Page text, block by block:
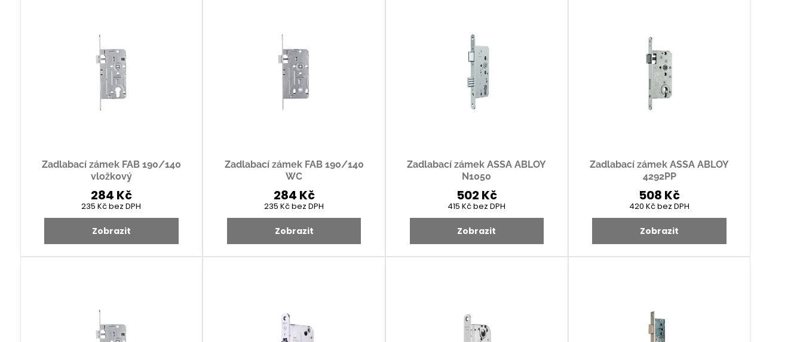
Zadlabací zámek FAB 190/140
vložkový
284 Kč
235 Kčbez DPH
Zobrazit
Zadlabací zámek FAB 190/140
WC
284 Kč
235 Kčbez DPH
Zobrazit
Zadlabací zámek ASSA ABLOY
N1050
502 Kč
415 Kčbez DPH
Zobrazit
Zadlabací zámek ASSA ABLOY
4292PP
508 Kč
420 Kčbez DPH
Zobrazit